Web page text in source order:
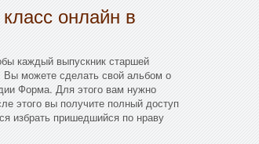
онлайн в
каждый выпускник старшей
можете сделать свой альбом о
Форма. Для этого вам нужно
этого вы получите полный доступ
избрать пришедшийся по нраву